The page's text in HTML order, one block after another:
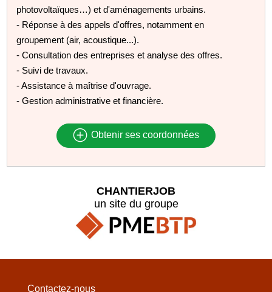
photovoltaïques…) et d'aménagements urbains.
- Réponse à des appels d'offres, notamment en
groupement (air, acoustique...).
- Consultation des entreprises et analyse des offres.
- Suivi de travaux.
- Assistance à maîtrise d'ouvrage.
- Gestion administrative et financière.
Obtenir ses coordonnées
CHANTIERJOB
un site du groupe
Contactez-nous